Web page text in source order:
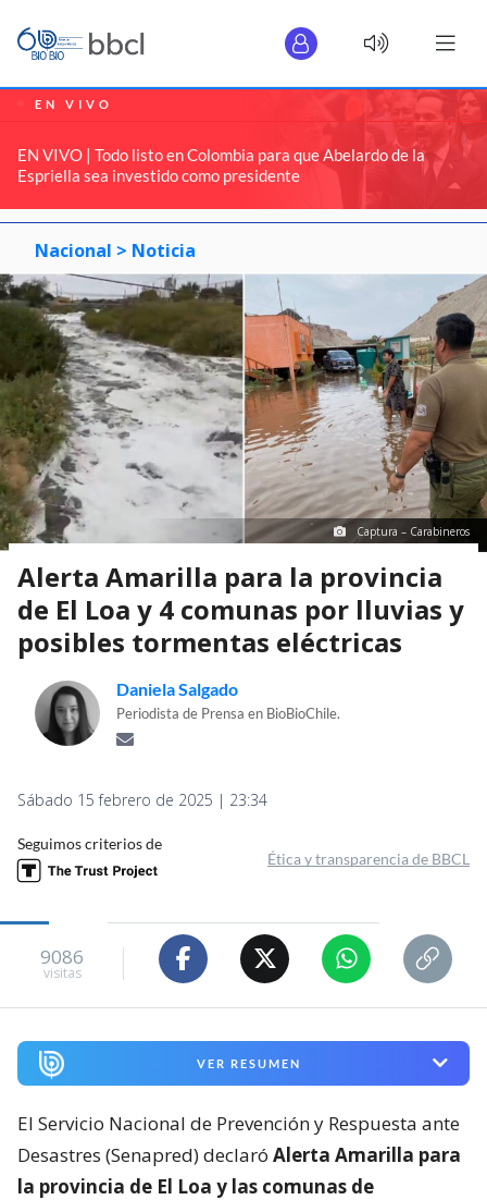
EN VIVO
EN VIVO | Todo listo en Colombia para que Abelardo de la
Espriella sea investido como presidente
Nacional > Noticia
Captura – Carabineros
Alerta Amarilla para la provincia
de El Loa y 4 comunas por lluvias y
posibles tormentas eléctricas
Daniela Salgado
Periodista de Prensa en BioBioChile.
Sábado 15 febrero de 2025 | 23:34
Seguimos criterios de
Ética y transparencia de BBCL
9086
visitas
VER RESUMEN
El Servicio Nacional de Prevención y Respuesta ante
Desastres (Senapred) declaró Alerta Amarilla para
la provincia de El Loa y las comunas de